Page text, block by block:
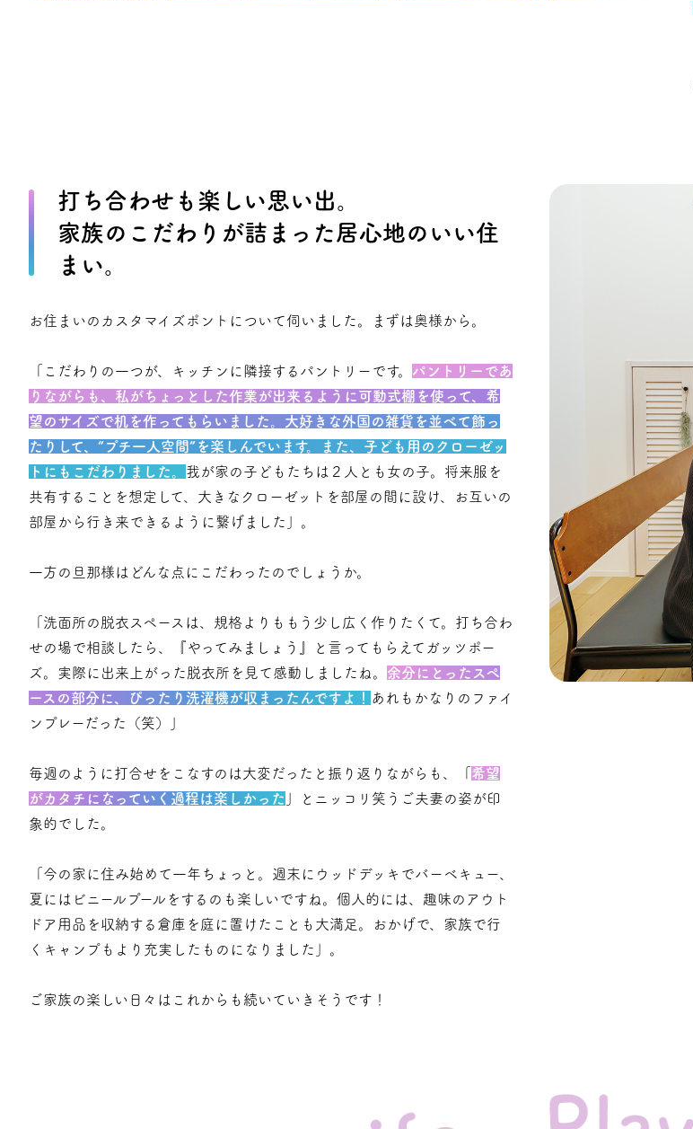
打ち合わせも楽しい思い出。
家族のこだわりが詰まった居心地のいい住
まい。
お住まいのカスタマイズポントについて伺いました。まずは奥様から。
「こだわりの一つが、キッチンに隣接するパントリーです。 パントリーであ
りながらも、私がちょっとした作業が出来るように可動式棚を使って、希
望のサイズで机を作ってもらいました。大好きな外国の雑貨を並べて飾っ
たりして、“プチ一人空間”を楽しんでいます。また、子ども用のクローゼッ
トにもこだわりました。 我が家の子どもたちは２人とも女の子。将来服を
共有することを想定して、大きなクローゼットを部屋の間に設け、お互いの
部屋から行き来できるように繋げました」。
一方の旦那様はどんな点にこだわったのでしょうか。
「洗面所の脱衣スペースは、規格よりももう少し広く作りたくて。打ち合わ
せの場で相談したら、『やってみましょう』と言ってもらえてガッツポー
ズ。実際に出来上がった脱衣所を見て感動しましたね。 余分にとったスペ
ースの部分に、ぴったり洗濯機が収まったんですよ！ あれもかなりのファイ
ンプレーだった（笑）」
毎週のように打合せをこなすのは大変だったと振り返りながらも、「 希望
がカタチになっていく過程は楽しかった
」とニッコリ笑うご夫妻の姿が印
象的でした。
「今の家に住み始めて一年ちょっと。週末にウッドデッキでバーベキュー、
夏にはビニールプールをするのも楽しいですね。個人的には、趣味のアウト
ドア用品を収納する倉庫を庭に置けたことも大満足。おかげで、家族で行
くキャンプもより充実したものになりました」。
ご家族の楽しい日々はこれからも続いていきそうです！